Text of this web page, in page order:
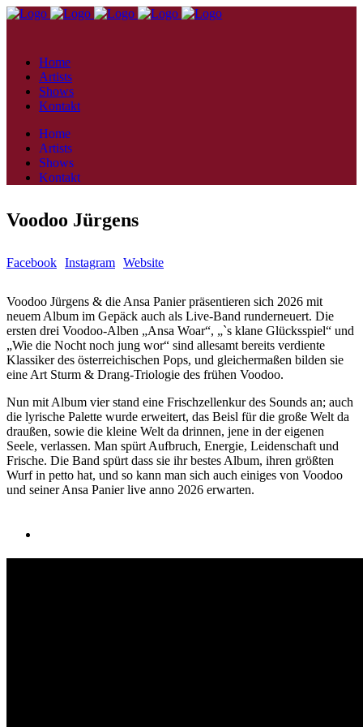
Home
Artists
Shows
Kontakt
Home
Artists
Shows
Kontakt
Voodoo Jürgens
Facebook Instagram Website
Voodoo Jürgens & die Ansa Panier präsentieren sich 2026 mit
neuem Album im Gepäck auch als Live-Band runderneuert. Die
ersten drei Voodoo-Alben „Ansa Woar“, „`s klane Glücksspiel“ und
„Wie die Nocht noch jung wor“ sind allesamt bereits verdiente
Klassiker des österreichischen Pops, und gleichermaßen bilden sie
eine Art Sturm & Drang-Triologie des frühen Voodoo.
Nun mit Album vier stand eine Frischzellenkur des Sounds an; auch
die lyrische Palette wurde erweitert, das Beisl für die große Welt da
draußen, sowie die kleine Welt da drinnen, jene in der eigenen
Seele, verlassen. Man spürt Aufbruch, Energie, Leidenschaft und
Frische. Die Band spürt dass sie ihr bestes Album, ihren größten
Wurf in petto hat, und so kann man sich auch einiges von Voodoo
und seiner Ansa Panier live anno 2026 erwarten.